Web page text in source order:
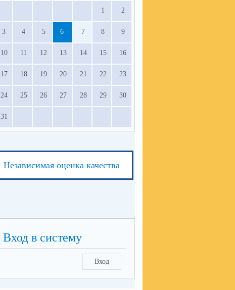
1 2
3 4 5 6 7 8 9
10 11 12 13 14 15 16
17 18 19 20 21 22 23
24 25 26 27 28 29 30
31
Независимая оценка качества
Вход в систему
Вход